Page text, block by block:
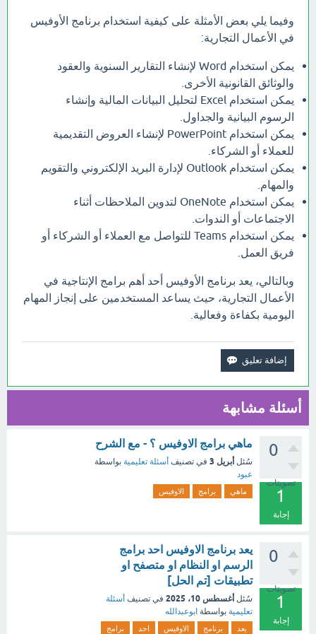
وفيما يلي بعض الأمثلة على كيفية استخدام برنامج الأوفيس
في الأعمال التجارية:
يمكن استخدام Word لإنشاء التقارير السنوية والعقود
والوثائق القانونية الأخرى.
يمكن استخدام Excel لتحليل البيانات المالية وإنشاء
الرسوم البيانية والجداول.
يمكن استخدام PowerPoint لإنشاء العروض التقديمية
للعملاء أو الشركاء.
يمكن استخدام Outlook لإدارة البريد الإلكتروني والتقويم
والمهام.
يمكن استخدام OneNote لتدوين الملاحظات أثناء
الاجتماعات أو الندوات.
يمكن استخدام Teams للتواصل مع العملاء أو الشركاء أو
فريق العمل.
وبالتالي، يعد برنامج الأوفيس أحد أهم برامج الإنتاجية في
الأعمال التجارية، حيث يساعد المستخدمين على إنجاز المهام
اليومية بكفاءة وفعالية.
أسئلة مشابهة
0
تصويتات
1
إجابة
ماهي برامج الاوفيس ؟ - مع الشرح
سُئل أبريل 3 في تصنيف أسئلة تعليمية بواسطة
عبود
ماهي برامج الاوفيس
0
تصويتات
1
إجابة
يعد برنامج الاوفيس احد برامج
الرسم او النظام او متصفح او
تطبيقات [تم الحل]
سُئل أغسطس 10، 2025 في تصنيف أسئلة
تعليمية بواسطة ابوعبدالله
يعد برنامج الاوفيس احد
برامج